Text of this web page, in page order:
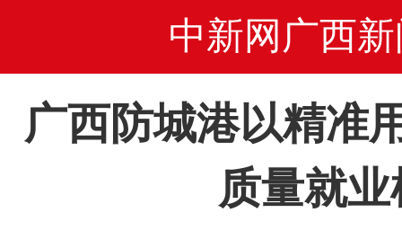
中新网广西新
广西防城港以精准
质量就